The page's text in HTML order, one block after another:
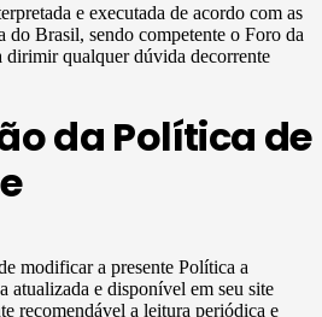
e executada de acordo com as
do Brasil, sendo competente o Foro da
dirimir qualquer dúvida decorrente
da Política de
modificar a presente Política a
atualizada e disponível em seu site
recomendável a leitura periódica e